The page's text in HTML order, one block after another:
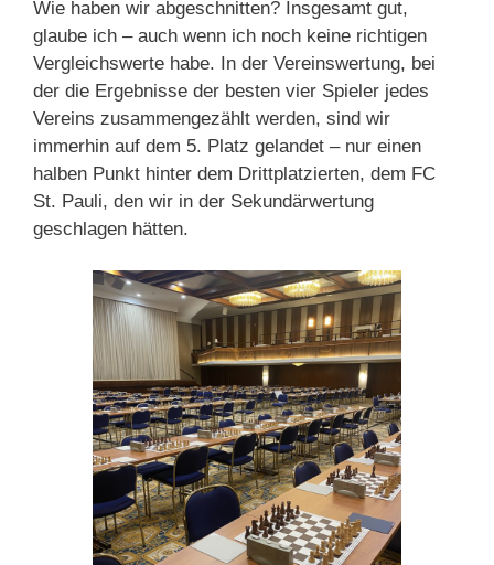
Wie haben wir abgeschnitten? Insgesamt gut,
glaube ich – auch wenn ich noch keine richtigen
Vergleichswerte habe. In der Vereinswertung, bei
der die Ergebnisse der besten vier Spieler jedes
Vereins zusammengezählt werden, sind wir
immerhin auf dem 5. Platz gelandet – nur einen
halben Punkt hinter dem Drittplatzierten, dem FC
St. Pauli, den wir in der Sekundärwertung
geschlagen hätten.